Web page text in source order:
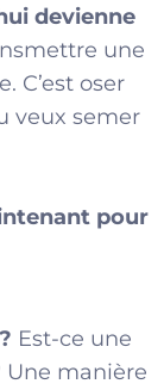
devienne
une
C’est oser
veux semer
pour
Est-ce une
Une manière